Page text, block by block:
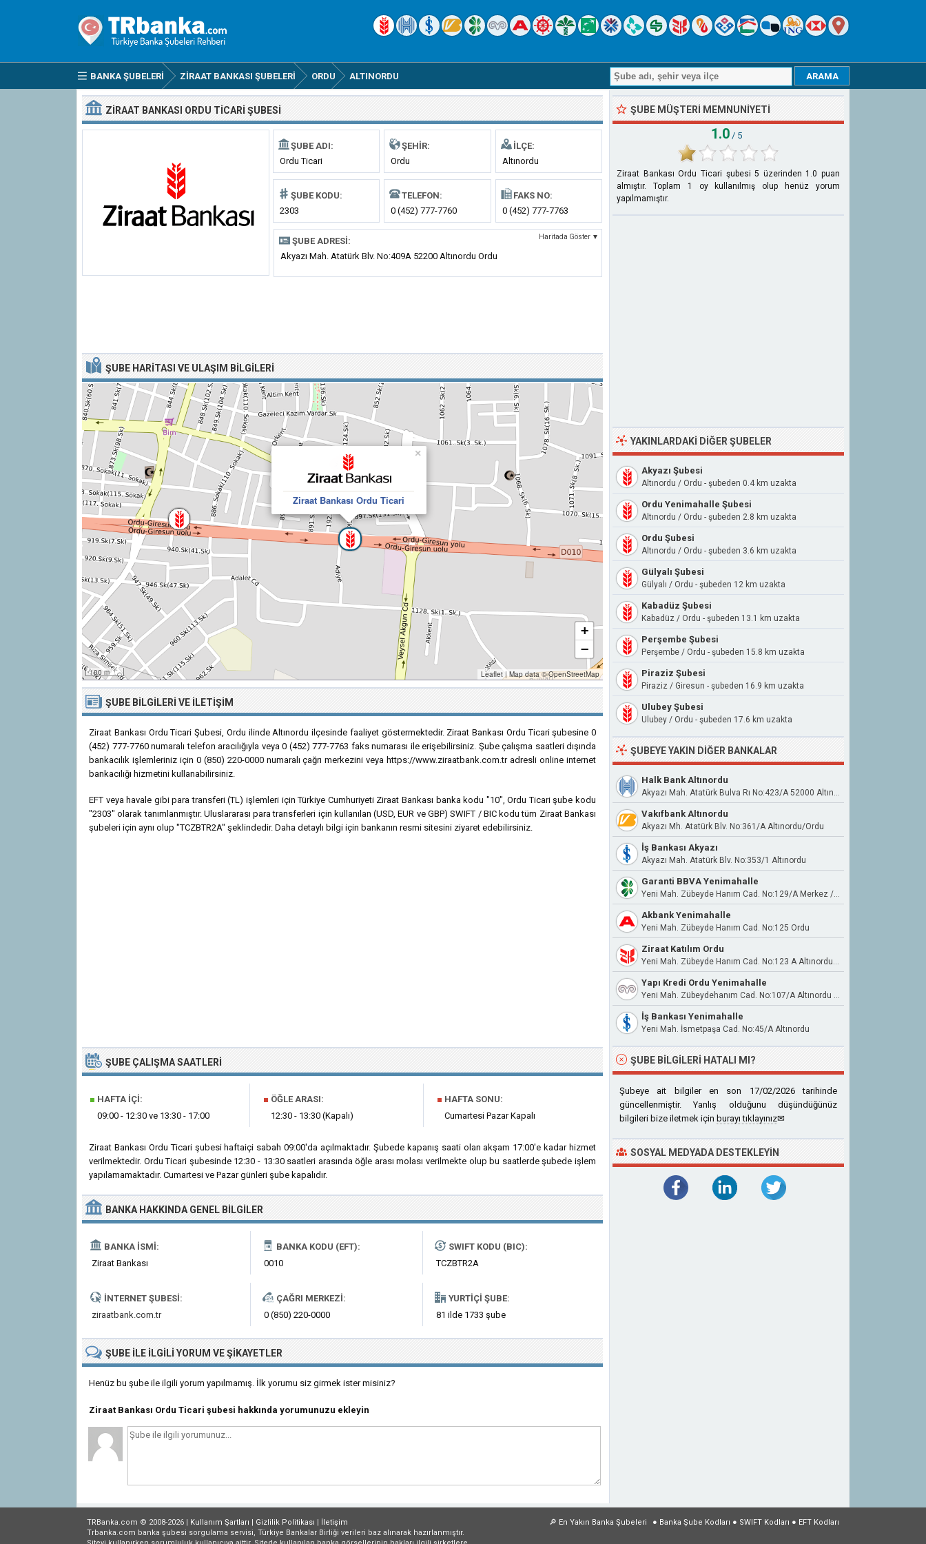
BANKA ŞUBELERI ZIRAAT BANKASI ŞUBELERI ORDU ALTINORDU
ZIRAAT BANKASI ORDU TICARI ŞUBESI
ŞUBE ADI:
Ordu Ticari
ŞEHIR:
Ordu
İLÇE:
Altınordu
ŞUBE KODU:
2303
TELEFON:
0 (452) 777-7760
FAKS NO:
0 (452) 777-7763
ŞUBE ADRESI: Haritada Göster ▼
Akyazı Mah. Atatürk Blv. No:409A 52200 Altınordu Ordu
ŞUBE HARITASI VE ULAŞIM BILGILERI
Ziraat Bankası Ordu Ticari
×
100 m
+
−
Leaflet |Map data ©OpenStreetMap
ŞUBE BILGILERI VE İLETIŞIM
Ziraat Bankası Ordu Ticari Şubesi, Ordu ilinde Altınordu ilçesinde faaliyet göstermektedir. Ziraat Bankası Ordu Ticari şubesine 0
(452) 777-7760 numaralı telefon aracılığıyla veya 0 (452) 777-7763 faks numarası ile erişebilirsiniz. Şube çalışma saatleri dışında
bankacılık işlemleriniz için 0 (850) 220-0000 numaralı çağrı merkezini veya https://www.ziraatbank.com.tr adresli online internet
bankacılığı hizmetini kullanabilirsiniz.
EFT veya havale gibi para transferi (TL) işlemleri için Türkiye Cumhuriyeti Ziraat Bankası banka kodu "10", Ordu Ticari şube kodu
"2303" olarak tanımlanmıştır. Uluslararası para transferleri için kullanılan (USD, EUR ve GBP) SWIFT / BIC kodu tüm Ziraat Bankası
şubeleri için aynı olup "TCZBTR2A" şeklindedir. Daha detaylı bilgi için bankanın resmi sitesini ziyaret edebilirsiniz.
ŞUBE ÇALIŞMA SAATLERI
■ HAFTA İÇI:
09:00 - 12:30 ve 13:30 - 17:00
■ ÖĞLE ARASI:
12:30 - 13:30 (Kapalı)
■ HAFTA SONU:
Cumartesi Pazar Kapalı
Ziraat Bankası Ordu Ticari şubesi haftaiçi sabah 09:00'da açılmaktadır. Şubede kapanış saati olan akşam 17:00'e kadar hizmet
verilmektedir. Ordu Ticari şubesinde 12:30 - 13:30 saatleri arasında öğle arası molası verilmekte olup bu saatlerde şubede işlem
yapılamamaktadır. Cumartesi ve Pazar günleri şube kapalıdır.
BANKA HAKKINDA GENEL BILGILER
BANKA İSMI:
Ziraat Bankası
BANKA KODU (EFT):
0010
SWIFT KODU (BIC):
TCZBTR2A
İNTERNET ŞUBESI:
ziraatbank.com.tr
ÇAĞRI MERKEZI:
0 (850) 220-0000
YURTIÇI ŞUBE:
81 ilde 1733 şube
ŞUBE ILE İLGILIYORUM VE ŞIKAYETLER
Henüz bu şube ile ilgili yorum yapılmamış. İlk yorumu siz girmek ister misiniz?
Ziraat Bankası Ordu Ticari şubesi hakkında yorumunuzu ekleyin
ŞUBE MÜŞTERI MEMNUNIYETI
1.0 / 5
Ziraat Bankası Ordu Ticari şubesi 5 üzerinden 1.0 puan
almıştır. Toplam 1
oy kullanılmış olup henüz yorum
yapılmamıştır.
YAKINLARDAKI DIĞER ŞUBELER
Akyazı Şubesi
Altınordu / Ordu - şubeden 0.4 km uzakta
Ordu Yenimahalle Şubesi
Altınordu / Ordu - şubeden 2.8 km uzakta
Ordu Şubesi
Altınordu / Ordu - şubeden 3.6 km uzakta
Gülyalı Şubesi
Gülyalı / Ordu - şubeden 12 km uzakta
Kabadüz Şubesi
Kabadüz / Ordu - şubeden 13.1 km uzakta
Perşembe Şubesi
Perşembe / Ordu - şubeden 15.8 km uzakta
Piraziz Şubesi
Piraziz / Giresun - şubeden 16.9 km uzakta
Ulubey Şubesi
Ulubey / Ordu - şubeden 17.6 km uzakta
ŞUBEYE YAKIN DIĞER BANKALAR
Halk Bank Altınordu
Akyazı Mah. Atatürk Bulva Rı No:423/A 52000 Altınordu
Vakıfbank Altınordu
Akyazı Mh. Atatürk Blv. No:361/A Altınordu/Ordu
İş Bankası Akyazı
Akyazı Mah. Atatürk Blv. No:353/1 Altınordu
Garanti BBVA Yenimahalle
Yeni Mah. Zübeyde Hanım Cad. No:129/A Merkez / Ordu
Akbank Yenimahalle
Yeni Mah. Zübeyde Hanım Cad. No:125 Ordu
Ziraat Katılım Ordu
Yeni Mah. Zübeyde Hanım Cad. No:123 A Altınordu / Ordu
Yapı Kredi Ordu Yenimahalle
Yeni Mah. Zübeydehanım Cad. No:107/A Altınordu / Ordu
İş Bankası Yenimahalle
Yeni Mah. İsmetpaşa Cad. No:45/A Altınordu
ŞUBE BILGILERI HATALI MI?
Şubeye ait bilgiler en son 17/02/2026 tarihinde
güncellenmiştir. Yanlış olduğunu düşündüğünüz
bilgileri bize iletmek için burayı tıklayınız✉
SOSYAL MEDYADA DESTEKLEYIN
● Banka Şube Kodları ● SWIFT Kodları ● EFT Kodları
🔎 En Yakın Banka Şubeleri
TRBanka.com © 2008-2026 | Kullanım Şartları | Gizlilik Politikası | İletişim
Trbanka.com banka şubesi sorgulama servisi, Türkiye Bankalar Birliği verileri baz alınarak hazırlanmıştır.